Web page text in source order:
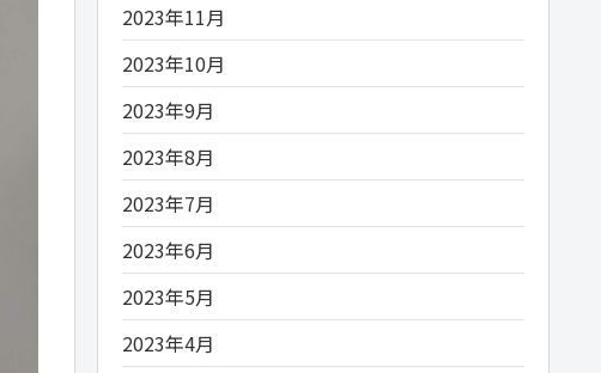
2023年11月
2023年10月
2023年9月
2023年8月
2023年7月
2023年6月
2023年5月
2023年4月